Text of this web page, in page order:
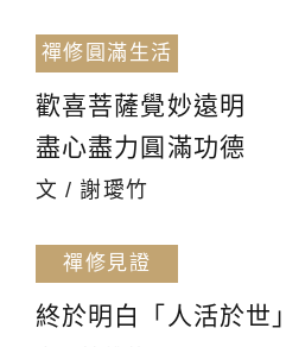
禪修圓滿生活
歡喜菩薩覺妙遠明
盡心盡力圓滿功德
文 / 謝璦竹
禪修見證
終於明白「人活於世